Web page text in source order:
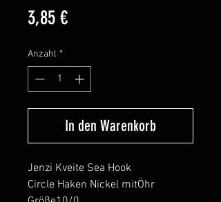
3,85 €Preis
Anzahl *
In den Warenkorb
Jenzi Kveite Sea Hook
Circle Haken Nickel mitÖhr